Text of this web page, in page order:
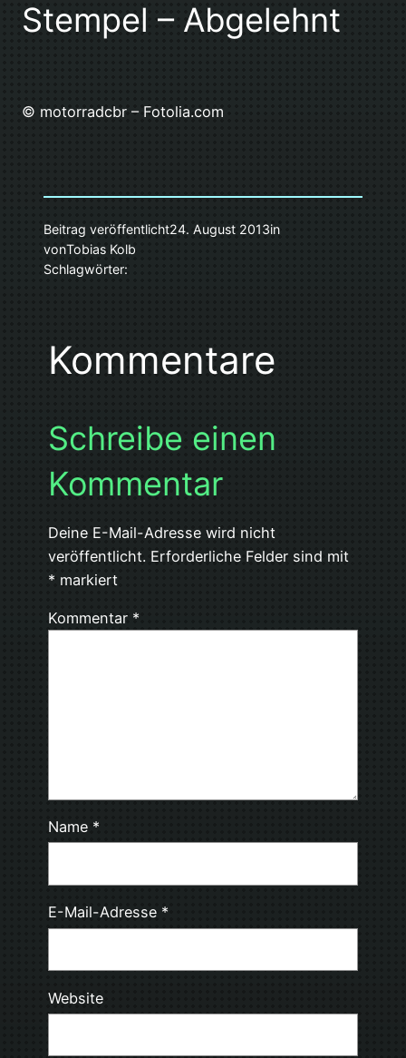
Stempel – Abgelehnt
© motorradcbr – Fotolia.com
Beitrag veröffentlicht24. August 2013in
vonTobias Kolb
Schlagwörter:
Kommentare
Schreibe einen
Kommentar
Deine E-Mail-Adresse wird nicht
veröffentlicht. Erforderliche Felder sind mit
* markiert
Kommentar *
Name *
E-Mail-Adresse *
Website